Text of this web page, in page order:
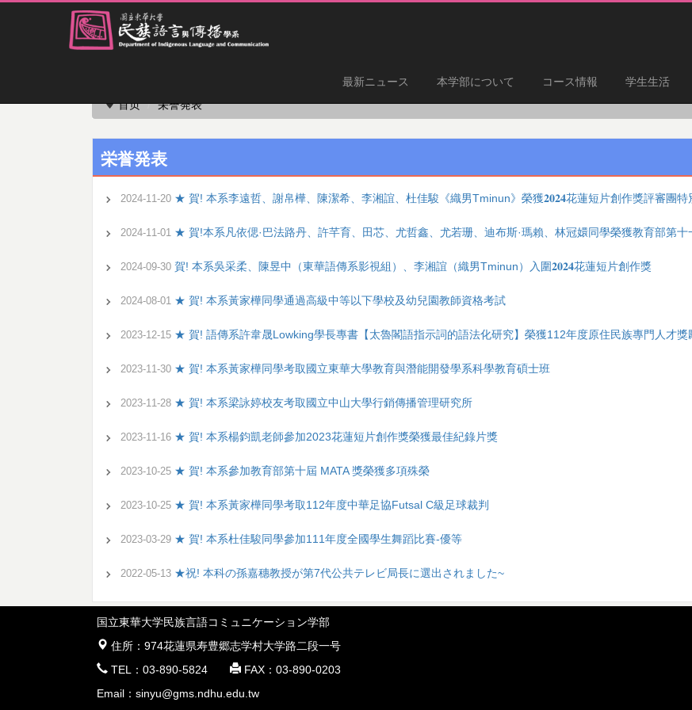
最新ニュース 本学部について コース情報 学生生活
首页
栄誉発表
栄誉発表
2024-11-20 ★ 賀! 本系李遠哲、謝帛樺、陳潔希、李湘誼、杜佳駿《織男Tminun》榮獲𝟐𝟎𝟐𝟒花蓮短片創作獎評審團特
2024-11-01 ★ 賀!本系凡依偲·巴法路丹、許芊育、田芯、尤哲鑫、尤若珊、迪布斯·瑪賴、林冠嬛同學榮獲教育部第十
2024-09-30 賀! 本系吳采柔、陳昱中（東華語傳系影視組）、李湘誼（織男Tminun）入圍𝟐𝟎𝟐𝟒花蓮短片創作獎
2024-08-01 ★ 賀! 本系黃家樺同學通過高級中等以下學校及幼兒園教師資格考試
2023-12-15 ★ 賀! 語傳系許韋晟Lowking學長專書【太魯閣語指示詞的語法化研究】榮獲112年度原住民族專門人才獎
2023-11-30 ★ 賀! 本系黃家樺同學考取國立東華大學教育與潛能開發學系科學教育碩士班
2023-11-28 ★ 賀! 本系梁詠婷校友考取國立中山大學行銷傳播管理研究所
2023-11-16 ★ 賀! 本系楊鈞凱老師參加2023花蓮短片創作獎榮獲最佳紀錄片獎
2023-10-25 ★ 賀! 本系參加教育部第十屆 MATA 獎榮獲多項殊榮
2023-10-25 ★ 賀! 本系黃家樺同學考取112年度中華足協Futsal C級足球裁判
2023-03-29 ★ 賀! 本系杜佳駿同學參加111年度全國學生舞蹈比賽-優等
2022-05-13 ★祝! 本科の孫嘉穗教授が第7代公共テレビ局長に選出されました~
国立東華大学民族言語コミュニケーション学部
 住所：974花蓮県寿豊郷志学村大学路二段一号
 TEL：03-890-5824  FAX：03-890-0203
Email：sinyu@gms.ndhu.edu.tw